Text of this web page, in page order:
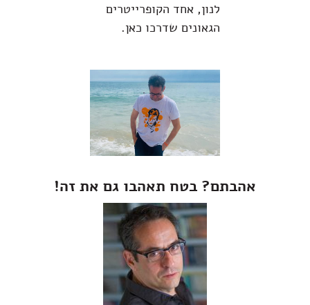
לנון, אחד הקופרייטרים
הגאונים שדרכו כאן.
אהבתם? בטח תאהבו גם את זה!